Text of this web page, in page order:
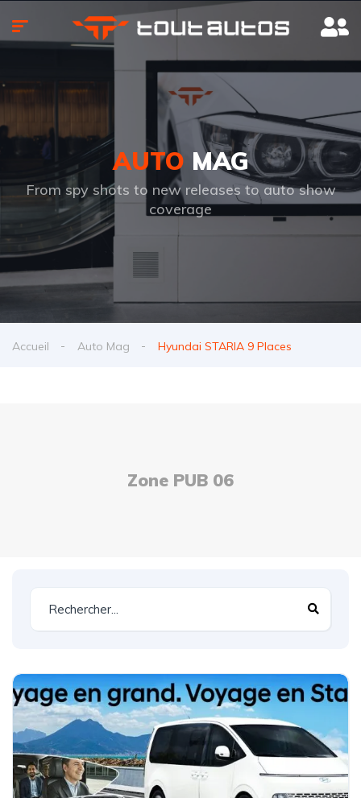
AUTO MAG
From spy shots to new releases to auto show
coverage
Accueil Auto Mag Hyundai STARIA 9 Places
Zone PUB 06